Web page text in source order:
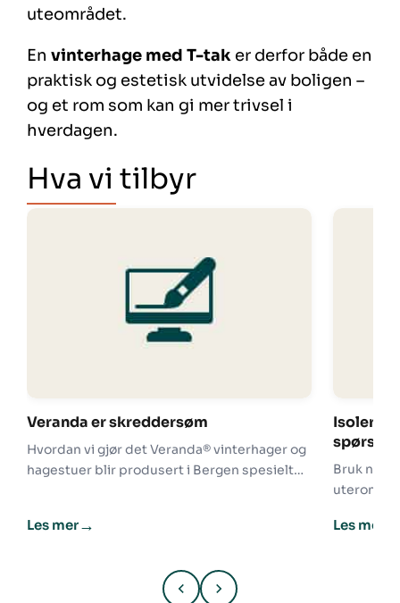
uteområdet.
Envinterhage med T-tak er derfor både en
praktisk og estetisk utvidelse av boligen –
og et rom som kan gi mer trivsel i
hverdagen.
Hva vi tilbyr
Veranda er skreddersøm
Hvordan vi gjør det Veranda® vinterhager og
hagestuer blir produsert i Bergen spesielt
Les mer→
Isolert
Bruk nok
uterom
Les mer